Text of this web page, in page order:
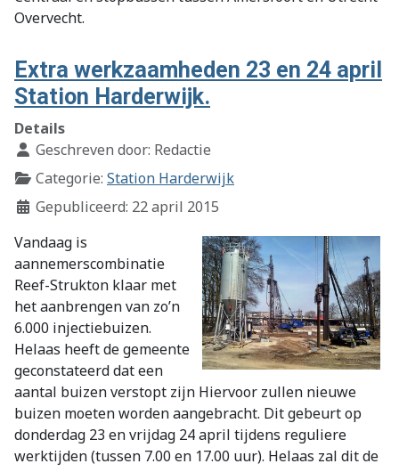
Overvecht.
Extra werkzaamheden 23 en 24 april
Station Harderwijk.
Details
Geschreven door: Redactie
Categorie: Station Harderwijk
Gepubliceerd: 22 april 2015
Vandaag is
aannemerscombinatie
Reef-Strukton klaar met
het aanbrengen van zo’n
6.000 injectiebuizen.
Helaas heeft de gemeente
geconstateerd dat een
aantal buizen verstopt zijn Hiervoor zullen nieuwe
buizen moeten worden aangebracht. Dit gebeurt op
donderdag 23 en vrijdag 24 april tijdens reguliere
werktijden (tussen 7.00 en 17.00 uur). Helaas zal dit de